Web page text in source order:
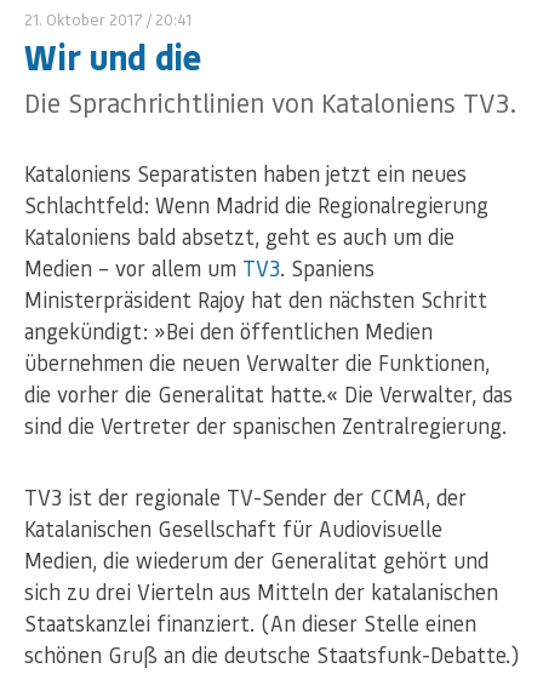
21. Oktober 2017 / 20:41
Wir und die
Die Sprachrichtlinien von Kataloniens TV3.
Kataloniens Separatisten haben jetzt ein neues
Schlachtfeld: Wenn Madrid die Regionalregierung
Kataloniens bald absetzt, geht es auch um die
Medien – vor allem um TV3. Spaniens
Ministerpräsident Rajoy hat den nächsten Schritt
angekündigt: »Bei den öffentlichen Medien
übernehmen die neuen Verwalter die Funktionen,
die vorher die Generalitat hatte.« Die Verwalter, das
sind die Vertreter der spanischen Zentralregierung.
TV3 ist der regionale TV-Sender der CCMA, der
Katalanischen Gesellschaft für Audiovisuelle
Medien, die wiederum der Generalitat gehört und
sich zu drei Vierteln aus Mitteln der katalanischen
Staatskanzlei finanziert. (An dieser Stelle einen
schönen Gruß an die deutsche Staatsfunk-Debatte.)